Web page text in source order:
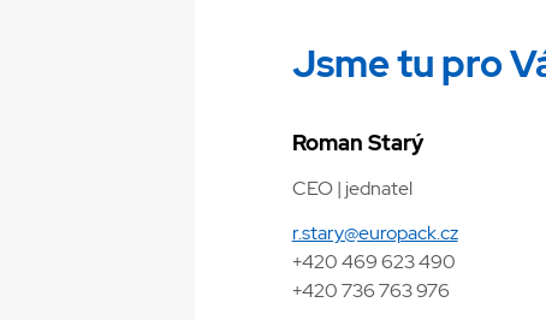
Jsme tu pro
Roman Starý
CEO | jednatel
r.stary@europack.cz
+420 469 623 490
+420 736 763 976